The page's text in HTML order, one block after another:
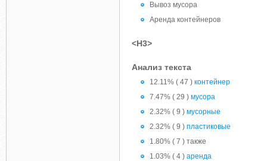
Вывоз мусора
Аренда контейнеров
<H3>
Анализ текста
12.11% ( 47 ) контейнер
7.47% ( 29 ) мусора
2.32% ( 9 ) мусорные
2.32% ( 9 ) пластиковые
1.80% ( 7 ) также
1.03% ( 4 ) аренда